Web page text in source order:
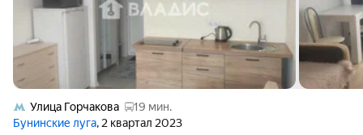
Улица Горчакова
19 мин.
Бунинские луга, 2 квартал 2023